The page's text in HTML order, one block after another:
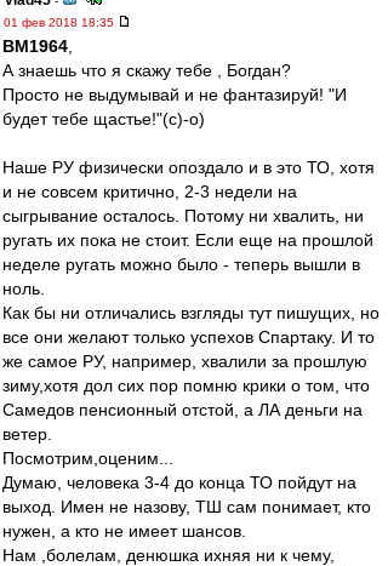
01 фев 2018 18:35
BM1964
А знаешь что я скажу тебе , Богдан?
Просто не выдумывай и не фантазируй! "И
будет тебе щастье!"(с)-о)
Наше РУ физически опоздало и в это ТО, хотя
и не совсем критично, 2-3 недели на
сыгрывание осталось. Потому ни хвалить, ни
ругать их пока не стоит. Если еще на прошлой
неделе ругать можно было - теперь вышли в
ноль.
Как бы ни отличались взгляды тут пишущих, но
все они желают только успехов Спартаку. И то
же самое РУ, например, хвалили за прошлую
зиму,хотя дол сих пор помню крики о том, что
Самедов пенсионный отстой, а ЛА деньги на
ветер.
Посмотрим,оценим...
Думаю, человека 3-4 до конца ТО пойдут на
выход. Имен не назову, ТШ сам понимает, кто
нужен, а кто не имеет шансов.
Нам ,болелам, денюшка ихняя ни к чему,